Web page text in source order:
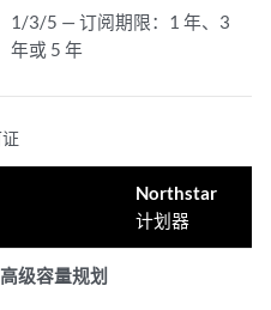
1/3/5 — 订阅期限：1 年、3
年或 5 年
Northstar
计划器
级容量规划